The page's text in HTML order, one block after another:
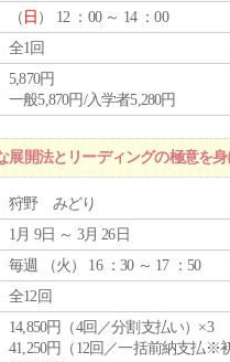
（ 日 ） 12 ：00 ～ 14 ：00
全1回
5,870円
一般5,870円/入学者5,280円
開法とリーディングの極意を身
狩野 みどり
1月 9日 ～ 3月 26日
毎週 （火 ） 16 ：30 ～ 17 ：50
全12回
14,850円（4回／分割支払い）×3
41,250円（12回／一括前納支払※